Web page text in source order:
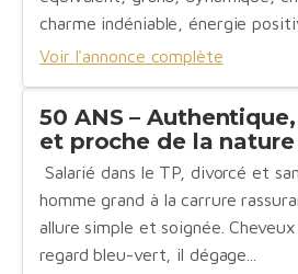
charme indéniable, énergie
Voir l'annonce complète
50 ANS –
et proche de la nature
Salarié dans le TP, divorcé et
homme grand à la carrure
allure simple et soignée.
regard bleu-vert, il dégage...